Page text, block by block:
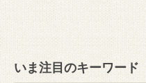
いま注目のキーワード